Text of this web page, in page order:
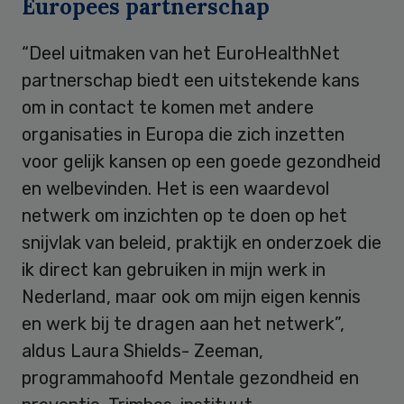
Europees partnerschap
“Deel uitmaken van het EuroHealthNet
partnerschap biedt een uitstekende kans
om in contact te komen met andere
organisaties in Europa die zich inzetten
voor gelijk kansen op een goede gezondheid
en welbevinden. Het is een waardevol
netwerk om inzichten op te doen op het
snijvlak van beleid, praktijk en onderzoek die
ik direct kan gebruiken in mijn werk in
Nederland, maar ook om mijn eigen kennis
en werk bij te dragen aan het netwerk”,
aldus Laura Shields- Zeeman,
programmahoofd Mentale gezondheid en